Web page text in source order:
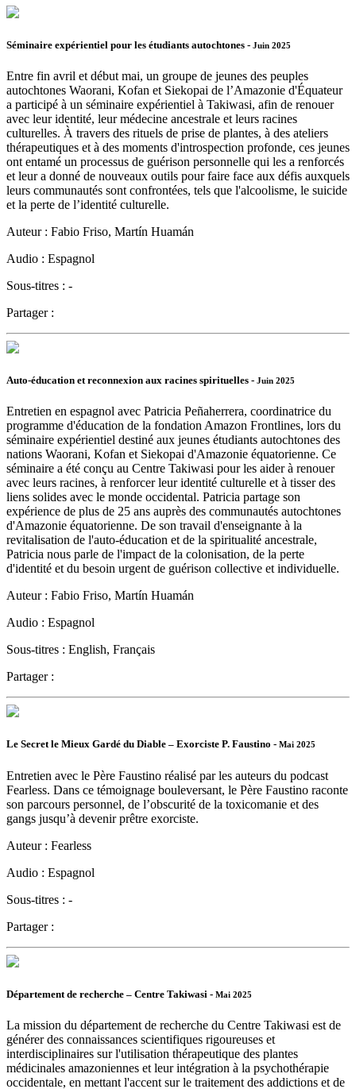
Séminaire expérientiel pour les étudiants autochtones - Juin 2025
Entre fin avril et début mai, un groupe de jeunes des peuples
autochtones Waorani, Kofan et Siekopai de l’Amazonie d'Équateur
a participé à un séminaire expérientiel à Takiwasi, afin de renouer
avec leur identité, leur médecine ancestrale et leurs racines
culturelles. À travers des rituels de prise de plantes, à des ateliers
thérapeutiques et à des moments d'introspection profonde, ces jeunes
ont entamé un processus de guérison personnelle qui les a renforcés
et leur a donné de nouveaux outils pour faire face aux défis auxquels
leurs communautés sont confrontées, tels que l'alcoolisme, le suicide
et la perte de l’identité culturelle.
Auteur : Fabio Friso, Martín Huamán
Audio : Espagnol
Sous-titres : -
Partager :
Auto-éducation et reconnexion aux racines spirituelles - Juin 2025
Entretien en espagnol avec Patricia Peñaherrera, coordinatrice du
programme d'éducation de la fondation Amazon Frontlines, lors du
séminaire expérientiel destiné aux jeunes étudiants autochtones des
nations Waorani, Kofan et Siekopai d'Amazonie équatorienne. Ce
séminaire a été conçu au Centre Takiwasi pour les aider à renouer
avec leurs racines, à renforcer leur identité culturelle et à tisser des
liens solides avec le monde occidental. Patricia partage son
expérience de plus de 25 ans auprès des communautés autochtones
d'Amazonie équatorienne. De son travail d'enseignante à la
revitalisation de l'auto-éducation et de la spiritualité ancestrale,
Patricia nous parle de l'impact de la colonisation, de la perte
d'identité et du besoin urgent de guérison collective et individuelle.
Auteur : Fabio Friso, Martín Huamán
Audio : Espagnol
Sous-titres : English, Français
Partager :
Le Secret le Mieux Gardé du Diable – Exorciste P. Faustino - Mai 2025
Entretien avec le Père Faustino réalisé par les auteurs du podcast
Fearless. Dans ce témoignage bouleversant, le Père Faustino raconte
son parcours personnel, de l’obscurité de la toxicomanie et des
gangs jusqu’à devenir prêtre exorciste.
Auteur : Fearless
Audio : Espagnol
Sous-titres : -
Partager :
Département de recherche – Centre Takiwasi - Mai 2025
La mission du département de recherche du Centre Takiwasi est de
générer des connaissances scientifiques rigoureuses et
interdisciplinaires sur l'utilisation thérapeutique des plantes
médicinales amazoniennes et leur intégration à la psychothérapie
occidentale, en mettant l'accent sur le traitement des addictions et de